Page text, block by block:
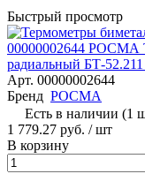
Быстрый просмотр
00000002644 РОСМА
радиальный БТ-
Арт. 00000002644
Бренд РОСМА
Есть в наличии (1
1 779.27 руб. / шт
В корзину